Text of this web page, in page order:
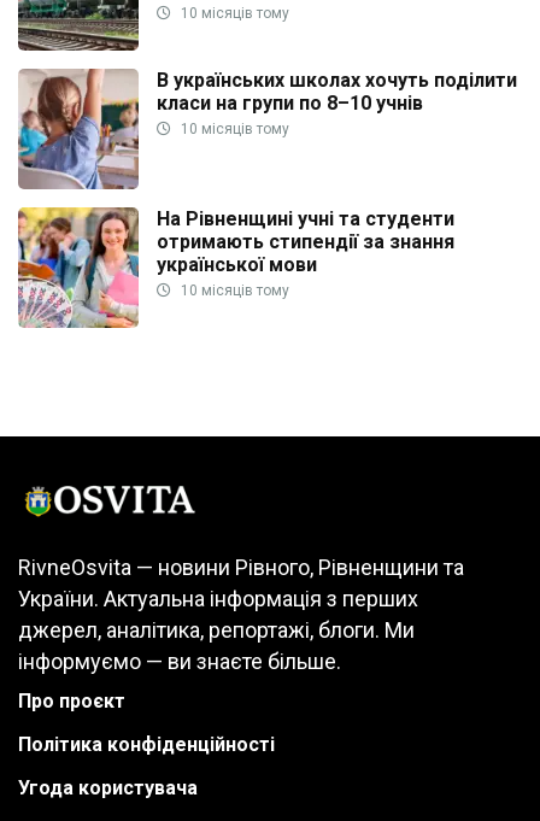
10 місяців тому
В українських школах хочуть поділити
класи на групи по 8–10 учнів
10 місяців тому
На Рівненщині учні та студенти
отримають стипендії за знання
української мови
10 місяців тому
RivneOsvita — новини Рівного, Рівненщини та
України. Актуальна інформація з перших
джерел, аналітика, репортажі, блоги. Ми
інформуємо — ви знаєте більше.
Про проєкт
Політика конфіденційності
Угода користувача